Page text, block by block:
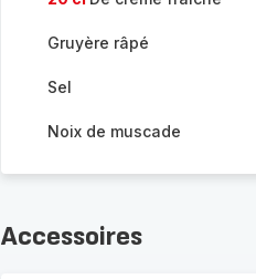
Gruyère râpé
Sel
Noix de muscade
Accessoires